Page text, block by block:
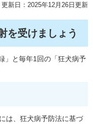
更新日：2025年12月26日更新
を受けましょう
」と毎年1回の「狂犬病予
は、狂犬病予防法に基づ